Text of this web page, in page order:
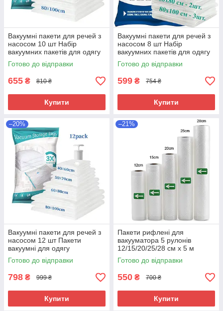
Вакуумні пакети для речей з
насосом 10 шт Набір
вакуумних пакетів для одягу
Прозорі вакуумні пакети
Готово до відправки
655 ₴ 810 ₴
Купити
Вакуумні пакети для речей з
насосом 8 шт Набір
вакуумних пакетів для одягу
Готово до відправки
599 ₴ 754 ₴
Купити
–20%
Вакуумні пакети для речей з
насосом 12 шт Пакети
вакуумні для одягу
Герметичні вакуумні пакети
Готово до відправки
798 ₴ 999 ₴
Купити
–21%
Пакети рифлені для
вакууматора 5 рулонів
12/15/20/25/28 см х 5 м
Плівка в рулоні для
вакууматора
Готово до відправки
550 ₴ 700 ₴
Купити